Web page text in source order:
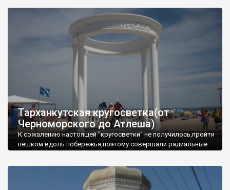
Тарханкутская кругосветка(от
Черноморского до Атлеша)
К сожалению настоящей "кругосветки" не получилось,пройти
пешком вдоль побережья,поэтому совершали радиальные